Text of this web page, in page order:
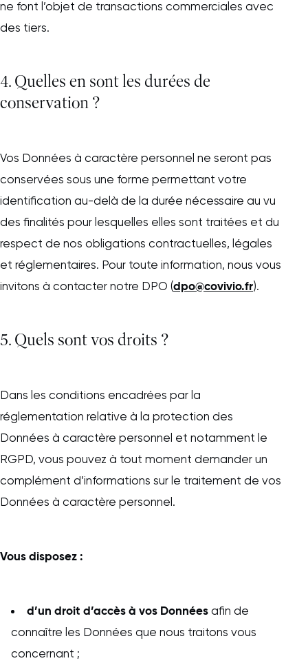
ne font l’objet de transactions commerciales avec
des tiers.
4. Quelles en sont les durées de
conservation ?
Vos Données à caractère personnel ne seront pas
conservées sous une forme permettant votre
identification au-delà de la durée nécessaire au vu
des finalités pour lesquelles elles sont traitées et du
respect de nos obligations contractuelles, légales
et réglementaires. Pour toute information, nous vous
invitons à contacter notre DPO (dpo@covivio.fr).
5. Quels sont vos droits ?
Dans les conditions encadrées par la
réglementation relative à la protection des
Données à caractère personnel et notamment le
RGPD, vous pouvez à tout moment demander un
complément d’informations sur le traitement de vos
Données à caractère personnel.
Vous disposez :
d’un droit d’accès à vos Données afin de
connaître les Données que nous traitons vous
concernant ;